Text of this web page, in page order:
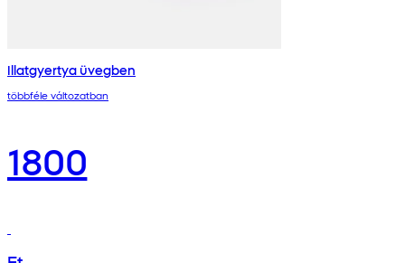
Illatgyertya üvegben
többféle változatban
1800